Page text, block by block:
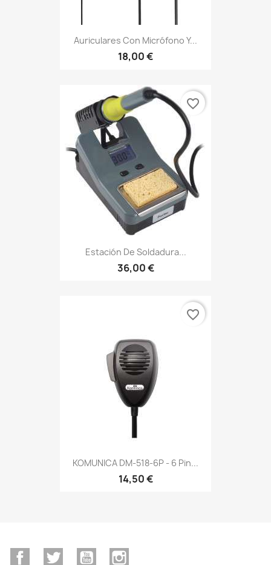
Auriculares Con Micrófono Y...
18,00 €
Estación De Soldadura...
36,00 €
favorite_border
KOMUNICA DM-518-6P - 6 Pin...
14,50 €
favorite_border
FacebookTwitter YouTube